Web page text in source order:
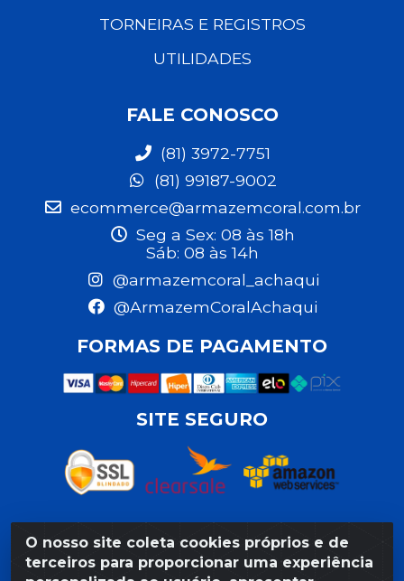
O nosso site coleta cookies próprios e de
terceiros para proporcionar uma experiência
TORNEIRAS E REGISTROS
UTILIDADES
FALE CONOSCO
(81) 3972-7751
(81) 99187-9002
ecommerce@armazemcoral.com.br
Seg a Sex: 08 às 18h
Sáb: 08 às 14h
@armazemcoral_achaqui
@ArmazemCoralAchaqui
FORMAS DE PAGAMENTO
SITE SEGURO
Razão Social: Armazém Coral LTDA - Rua da Praia, 103 -
São José - Recife/PE - CEP 50020-550 - CNPJ